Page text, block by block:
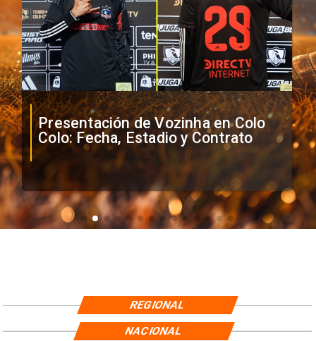
Presentación de Vozinha en Colo
Colo: Fecha, Estadio y Contrato
REGIONAL
NACIONAL